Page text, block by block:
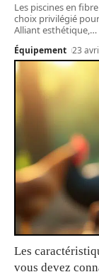
Les piscines en
choix privilégié
Alliant esthétique,…
Équipement 23
Les
vous devez